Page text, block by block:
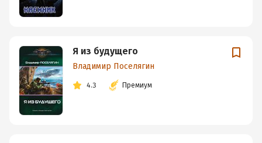
Я из будущего
Владимир Поселягин
4.3 Премиум